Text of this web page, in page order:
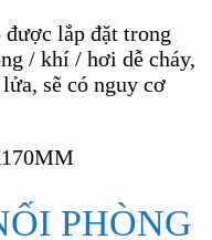
lắp đặt trong
/ khí / hơi dễ cháy,
sẽ có nguy cơ
PHÒNG